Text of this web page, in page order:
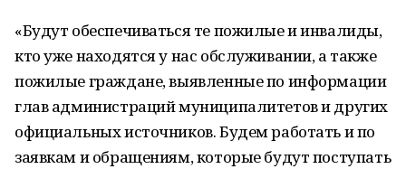
«Будут обеспечиваться те пожилые и инвалиды,
кто уже находятся у нас обслуживании, а также
пожилые граждане, выявленные по информации
глав администраций муниципалитетов и других
официальных источников. Будем работать и по
заявкам и обращениям, которые будут поступать